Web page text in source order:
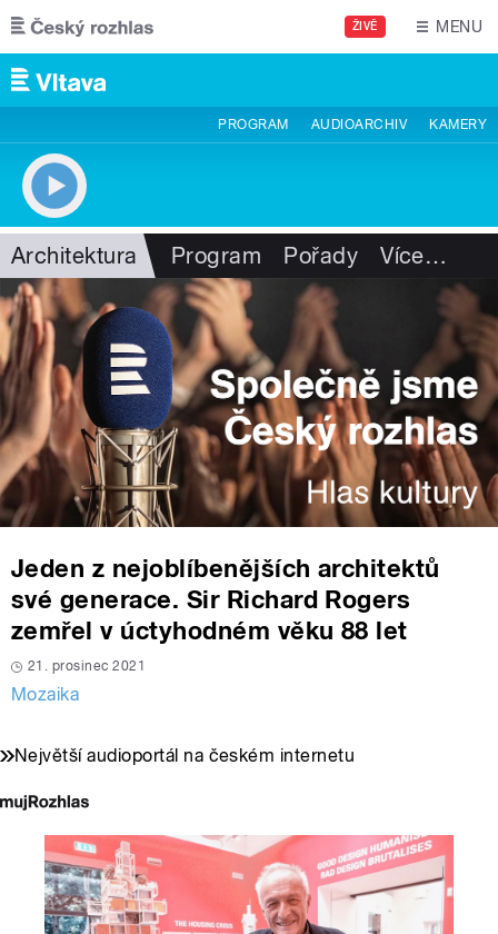
Přejít k hlavnímu obsahu
ŽIVĚ MENU
PROGRAM AUDIOARCHIV KAMERY
Architektura Program Pořady Více…
Jeden z nejoblíbenějších architektů
své generace. Sir Richard Rogers
zemřel v úctyhodném věku 88 let
21. prosinec 2021
Mozaika
Největší audioportál na českém internetu